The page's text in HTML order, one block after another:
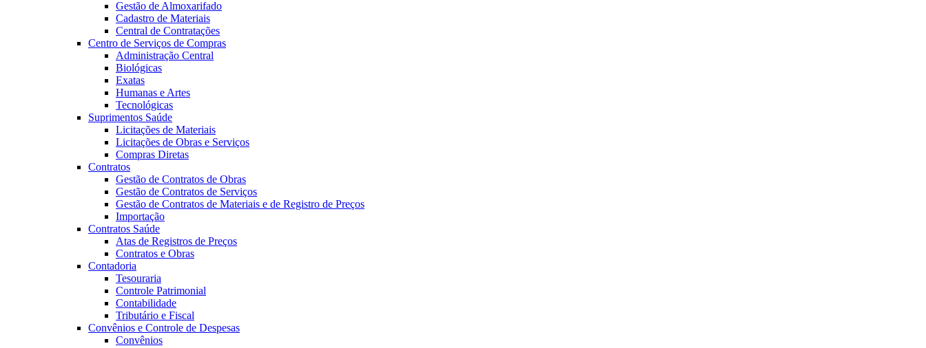
Gestão de Almoxarifado
Cadastro de Materiais
Central de Contratações
Centro de Serviços de Compras
Administração Central
Biológicas
Exatas
Humanas e Artes
Tecnológicas
Suprimentos Saúde
Licitações de Materiais
Licitações de Obras e Serviços
Compras Diretas
Contratos
Gestão de Contratos de Obras
Gestão de Contratos de Serviços
Gestão de Contratos de Materiais e de Registro de Preços
Importação
Contratos Saúde
Atas de Registros de Preços
Contratos e Obras
Contadoria
Tesouraria
Controle Patrimonial
Contabilidade
Tributário e Fiscal
Convênios e Controle de Despesas
Convênios